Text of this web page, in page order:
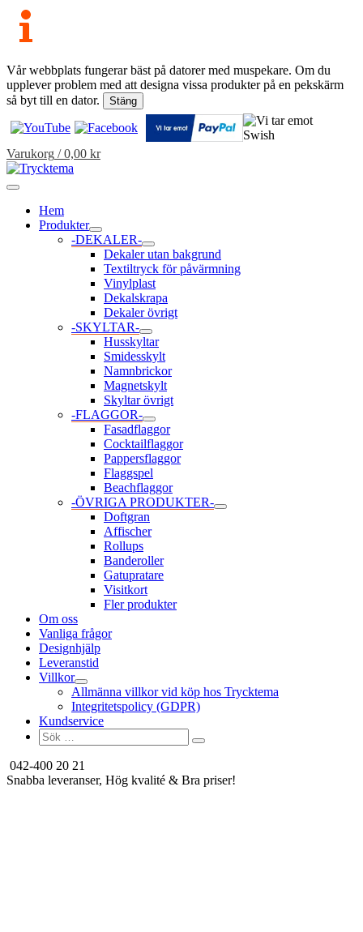
Vår webbplats fungerar bäst på datorer med muspekare. Om du
upplever problem med att designa vissa produkter på en pekskärm
så byt till en dator.
Stäng
till
Varukorg /0,00 kr
Huvudmeny
Hem
Produkter
Slå
på/av
meny
-DEKALER-
Slå
på/av
meny
Dekaler utan bakgrund
Textiltryck för påvärmning
Vinylplast
Dekalskrapa
Dekaler övrigt
-SKYLTAR-
Slå
på/av
meny
Husskyltar
Smidesskylt
Namnbrickor
Magnetskylt
Skyltar övrigt
-FLAGGOR-
Slå
på/av
meny
Fasadflaggor
Cocktailflaggor
Pappersflaggor
Flaggspel
Beachflaggor
-ÖVRIGA PRODUKTER-
Slå
Doftgran
Affischer
Rollups
Banderoller
Gatupratare
Visitkort
Fler produkter
Om oss
Vanliga frågor
Designhjälp
Leveranstid
Villkor
Slå
på/av
meny
Allmänna villkor vid köp hos Trycktema
Integritetspolicy (GDPR)
Kundservice
Search
for:
042-400 20 21
Snabba leveranser, Hög kvalité & Bra priser!